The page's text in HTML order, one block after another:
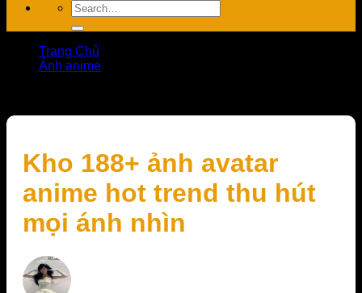
Trang Chủ
Ảnh anime
Kho 188+ ảnh avatar
anime hot trend thu hút
mọi ánh nhìn